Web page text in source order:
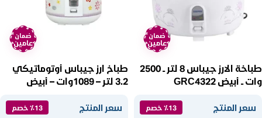
ضمان
عامين
طباخة الارز جيباس 8 لتر ــ 2500
وات ــ أبيض GRC4322
سعر المنتج ٪13 خصم
ضمان
عامين
طباخ ارز جيباس أوتوماتيكي
3.2 لتر – 1089وات – أبيض
سعر المنتج ٪13 خصم